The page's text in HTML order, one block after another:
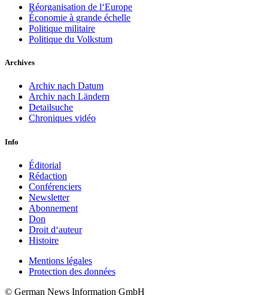
Réorganisation de l‘Europe
Économie à grande échelle
Politique militaire
Politique du Volkstum
Archives
Archiv nach Datum
Archiv nach Ländern
Detailsuche
Chroniques vidéo
Info
Éditorial
Rédaction
Conférenciers
Newsletter
Abonnement
Don
Droit d‘auteur
Histoire
Mentions légales
Protection des données
© German News Information GmbH